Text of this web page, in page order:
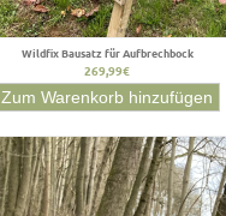
Wildfix Bausatz für Aufbrechbock
269,99€
Zum Warenkorb hinzufügen